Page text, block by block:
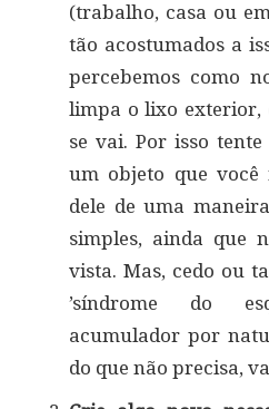
(trabalho, casa ou
tão acostumados a
percebemos como
limpa o lixo
se vai. Por isso
um objeto que você
dele de uma
simples, ainda que
vista. Mas, cedo ou
’síndrome do
acumulador por
do que não precisa,